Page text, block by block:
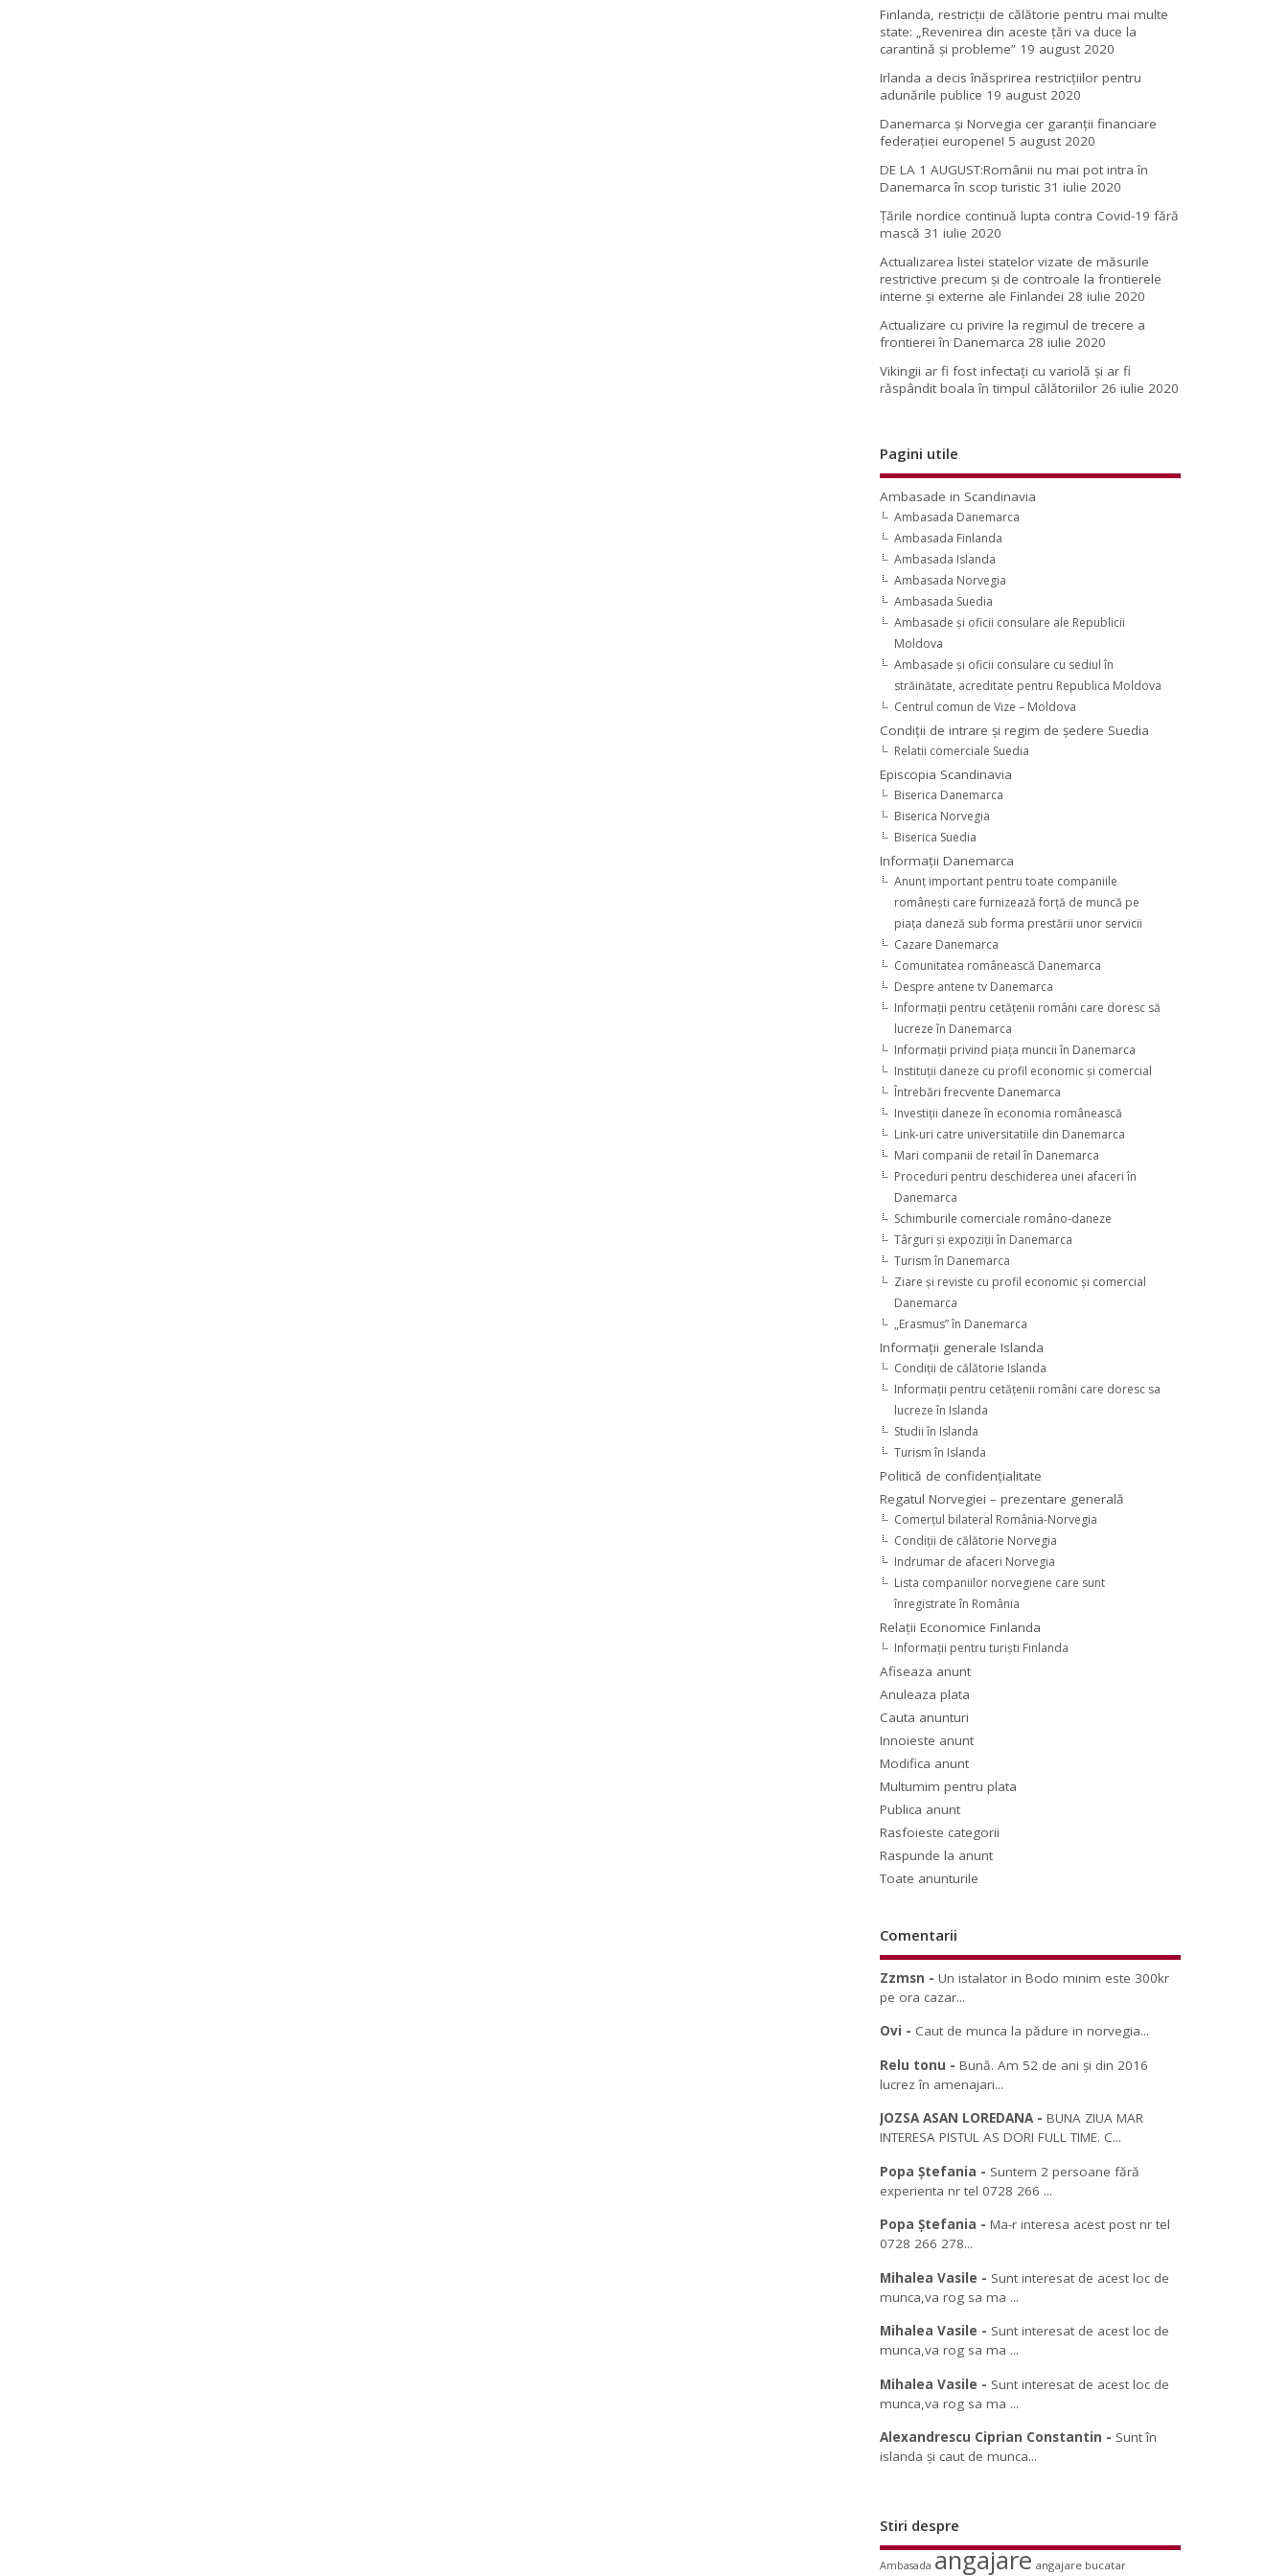
Finlanda, restricţii de călătorie pentru mai multe
state: „Revenirea din aceste ţări va duce la
carantină şi probleme” 19 august 2020
Irlanda a decis înăsprirea restricțiilor pentru
adunările publice 19 august 2020
Danemarca și Norvegia cer garanții financiare
federației europene! 5 august 2020
DE LA 1 AUGUST:Românii nu mai pot intra în
Danemarca în scop turistic 31 iulie 2020
Țările nordice continuă lupta contra Covid-19 fără
mască 31 iulie 2020
Actualizarea listei statelor vizate de măsurile
restrictive precum și de controale la frontierele
interne și externe ale Finlandei 28 iulie 2020
Actualizare cu privire la regimul de trecere a
frontierei în Danemarca 28 iulie 2020
Vikingii ar fi fost infectaţi cu variolă şi ar fi
răspândit boala în timpul călătoriilor 26 iulie 2020
Pagini utile
Ambasade in Scandinavia
Ambasada Danemarca
Ambasada Finlanda
Ambasada Islanda
Ambasada Norvegia
Ambasada Suedia
Ambasade şi oficii consulare ale Republicii
Moldova
Ambasade şi oficii consulare cu sediul în
străinătate, acreditate pentru Republica Moldova
Centrul comun de Vize – Moldova
Condiţii de intrare şi regim de şedere Suedia
Relatii comerciale Suedia
Episcopia Scandinavia
Biserica Danemarca
Biserica Norvegia
Biserica Suedia
Informaţii Danemarca
Anunţ important pentru toate companiile
româneşti care furnizează forţă de muncă pe
piaţa daneză sub forma prestării unor servicii
Cazare Danemarca
Comunitatea românească Danemarca
Despre antene tv Danemarca
Informaţii pentru cetăţenii români care doresc să
lucreze în Danemarca
Informaţii privind piaţa muncii în Danemarca
Instituţii daneze cu profil economic şi comercial
Întrebări frecvente Danemarca
Investiţii daneze în economia românească
Link-uri catre universitatiile din Danemarca
Mari companii de retail în Danemarca
Proceduri pentru deschiderea unei afaceri în
Danemarca
Schimburile comerciale româno-daneze
Târguri şi expoziţii în Danemarca
Turism în Danemarca
Ziare şi reviste cu profil economic şi comercial
Danemarca
„Erasmus” în Danemarca
Informaţii generale Islanda
Condiţii de călătorie Islanda
Informaţii pentru cetăţenii români care doresc sa
lucreze în Islanda
Studii în Islanda
Turism în Islanda
Politică de confidențialitate
Regatul Norvegiei – prezentare generală
Comerţul bilateral România-Norvegia
Condiții de călătorie Norvegia
Indrumar de afaceri Norvegia
Lista companiilor norvegiene care sunt
înregistrate în România
Relaţii Economice Finlanda
Informaţii pentru turişti Finlanda
Afiseaza anunt
Anuleaza plata
Cauta anunturi
Innoieste anunt
Modifica anunt
Multumim pentru plata
Publica anunt
Rasfoieste categorii
Raspunde la anunt
Toate anunturile
Comentarii
Zzmsn -Un istalator in Bodo minim este 300kr
pe ora cazar...
Ovi - Caut de munca la pădure in norvegia...
Relu tonu -Bună. Am 52 de ani și din 2016
lucrez în amenajari...
JOZSA ASAN LOREDANA-BUNA ZIUA MAR
INTERESA PISTUL AS DORI FULL TIME. C...
Popa Ștefania - Suntem 2 persoane fără
experienta nr tel 0728 266 ...
Popa Ștefania -Ma-r interesa acest post nr tel
0728 266 278...
Mihalea Vasile - Sunt interesat de acest loc de
munca,va rog sa ma ...
Mihalea Vasile - Sunt interesat de acest loc de
munca,va rog sa ma ...
Mihalea Vasile - Sunt interesat de acest loc de
munca,va rog sa ma ...
Alexandrescu Ciprian Constantin - Sunt în
islanda și caut de munca...
Stiri despre
Ambasada angajare angajare bucatar